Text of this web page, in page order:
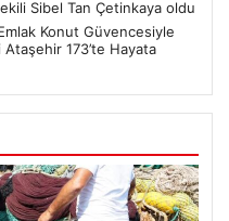
Sibel Tan Çetinkaya oldu
Konut Güvencesiyle
173’te Hayata